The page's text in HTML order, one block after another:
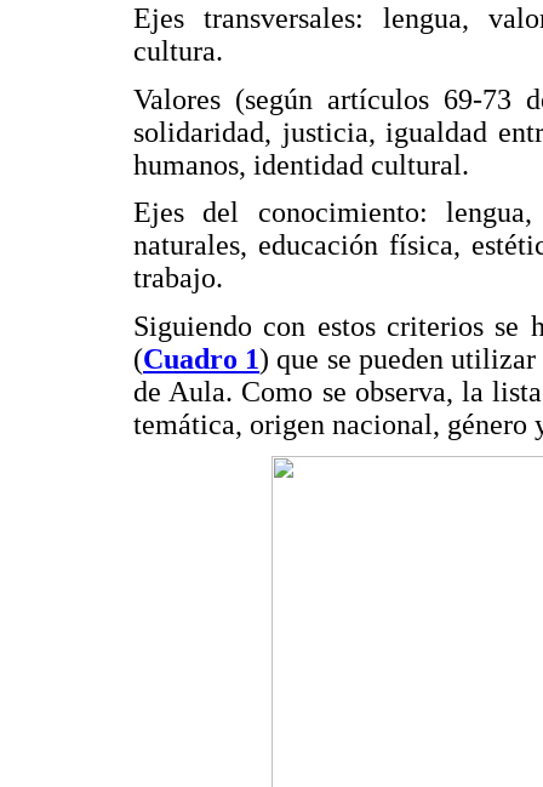
Ejes transversales: lengua,
cultura.
Valores (según artículos 69-73
solidaridad, justicia, igualdad
humanos, identidad cultural.
Ejes del conocimiento: lengua,
naturales, educación física,
trabajo.
Siguiendo con estos criterios se
(Cuadro 1) que se pueden
de Aula. Como se observa, la
temática, origen nacional,